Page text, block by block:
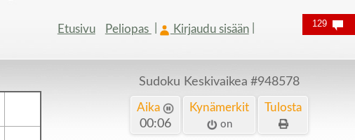
Etusivu Peliopas Kirjaudu sisään
Sudoku Keskivaikea #948578
Aika
00:07
Kynämerkit
on
Tulosta
129